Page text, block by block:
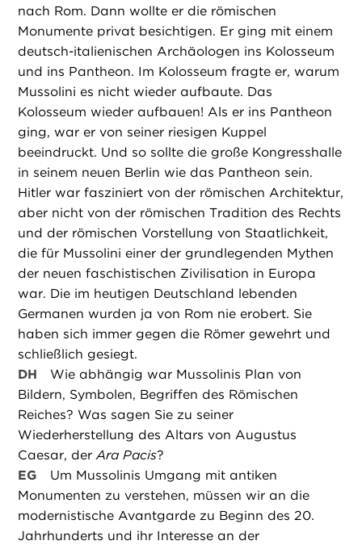
nach Rom. Dann wollte er die römischen
Monumente privat besichtigen. Er ging mit einem
deutsch-italienischen Archäologen ins Kolosseum
und ins Pantheon. Im Kolosseum fragte er, warum
Mussolini es nicht wieder aufbaute. Das
Kolosseum wieder aufbauen! Als er ins Pantheon
ging, war er von seiner riesigen Kuppel
beeindruckt. Und so sollte die große Kongresshalle
in seinem neuen Berlin wie das Pantheon sein.
Hitler war fasziniert von der römischen Architektur,
aber nicht von der römischen Tradition des Rechts
und der römischen Vorstellung von Staatlichkeit,
die für Mussolini einer der grundlegenden Mythen
der neuen faschistischen Zivilisation in Europa
war. Die im heutigen Deutschland lebenden
Germanen wurden ja von Rom nie erobert. Sie
haben sich immer gegen die Römer gewehrt und
schließlich gesiegt.
DH
Wie abhängig war Mussolinis Plan von
Bildern, Symbolen, Begriffen des Römischen
Reiches? Was sagen Sie zu seiner
Wiederherstellung des Altars von Augustus
Caesar, derAra Pacis?
EG
Um Mussolinis Umgang mit antiken
Monumenten zu verstehen, müssen wir an die
modernistische Avantgarde zu Beginn des 20.
Jahrhunderts und ihr Interesse an der